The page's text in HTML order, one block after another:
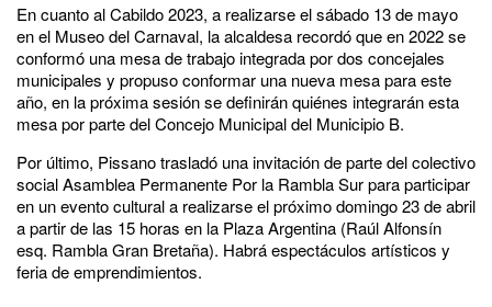
En cuanto al Cabildo 2023, a realizarse el sábado 13 de mayo
en el Museo del Carnaval, la alcaldesa recordó que en 2022 se
conformó una mesa de trabajo integrada por dos concejales
municipales y propuso conformar una nueva mesa para este
año, en la próxima sesión se definirán quiénes integrarán esta
mesa por parte del Concejo Municipal del Municipio B.
Por último, Pissano trasladó una invitación de parte del colectivo
social Asamblea Permanente Por la Rambla Sur para participar
en un evento cultural a realizarse el próximo domingo 23 de abril
a partir de las 15 horas en la Plaza Argentina (Raúl Alfonsín
esq. Rambla Gran Bretaña). Habrá espectáculos artísticos y
feria de emprendimientos.